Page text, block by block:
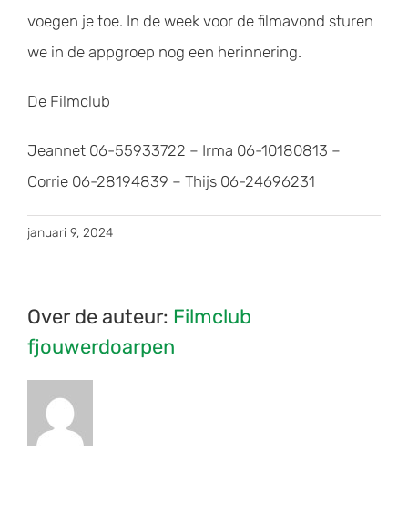
voegen je toe. In de week voor de filmavond sturen
we in de appgroep nog een herinnering.
De Filmclub
Jeannet 06-55933722 – Irma 06-10180813 –
Corrie 06-28194839 – Thijs 06-24696231
januari 9, 2024
Over de auteur: Filmclub
fjouwerdoarpen